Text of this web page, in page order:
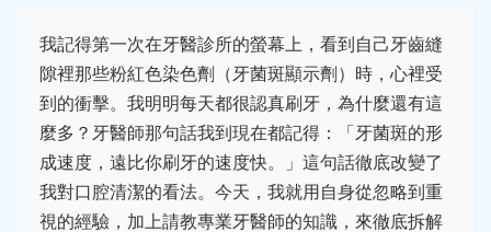
我記得第一次在牙醫診所的螢幕上，看到自己牙齒縫
隙裡那些粉紅色染色劑（牙菌斑顯示劑）時，心裡受
到的衝擊。我明明每天都很認真刷牙，為什麼還有這
麼多？牙醫師那句話我到現在都記得：「牙菌斑的形
成速度，遠比你刷牙的速度快。」這句話徹底改變了
我對口腔清潔的看法。今天，我就用自身從忽略到重
視的經驗，加上請教專業牙醫師的知識，來徹底拆解